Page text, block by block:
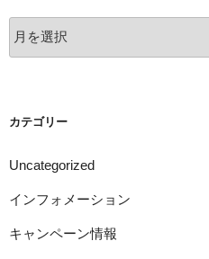
ー
カテゴリー
Uncategorized
インフォメーション
キャンペーン情報